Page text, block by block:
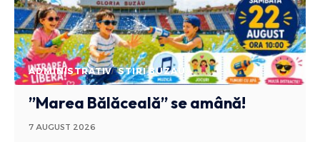
ADMINISTRATIV STIRI BUZAU
”Marea Bălăceală” se amână!
7 AUGUST 2026